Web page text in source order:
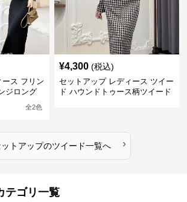
ース フリン
ジロング
トアップ
全2色
¥4,300 (税込)
セットアップ レディース ツイー
ド ハウンドトゥース柄ツイード
ットアップのツイード一覧へ ›
テゴリ一覧